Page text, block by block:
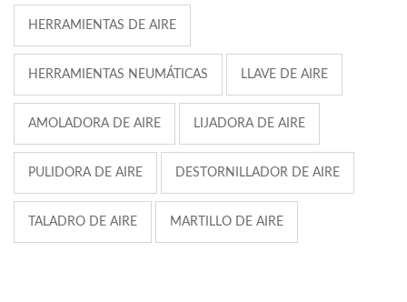
HERRAMIENTAS DE AIRE
HERRAMIENTAS NEUMÁTICAS LLAVE DE AIRE
AMOLADORA DE AIRE LIJADORA DE AIRE
PULIDORA DE AIRE DESTORNILLADOR DE AIRE
TALADRO DE AIRE MARTILLO DE AIRE